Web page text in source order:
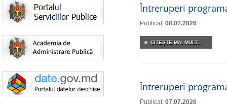
Întreruperi
Publicat: 08.07.2026
CITEŞTE MAI MULT...
Întreruperi
Publicat: 07.07.2026